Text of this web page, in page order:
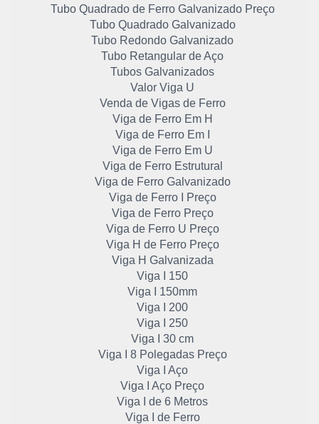
Tubo Quadrado de Ferro Galvanizado Preço
Tubo Quadrado Galvanizado
Tubo Redondo Galvanizado
Tubo Retangular de Aço
Tubos Galvanizados
Valor Viga U
Venda de Vigas de Ferro
Viga de Ferro Em H
Viga de Ferro Em I
Viga de Ferro Em U
Viga de Ferro Estrutural
Viga de Ferro Galvanizado
Viga de Ferro I Preço
Viga de Ferro Preço
Viga de Ferro U Preço
Viga H de Ferro Preço
Viga H Galvanizada
Viga I 150
Viga I 150mm
Viga I 200
Viga I 250
Viga I 30 cm
Viga I 8 Polegadas Preço
Viga I Aço
Viga I Aço Preço
Viga I de 6 Metros
Viga I de Ferro